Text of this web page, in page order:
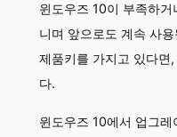
윈도우즈 10이 부족하
니며 앞으로도 계속 사
제품키를 가지고 있다면
다.
윈도우즈 10에서 업그